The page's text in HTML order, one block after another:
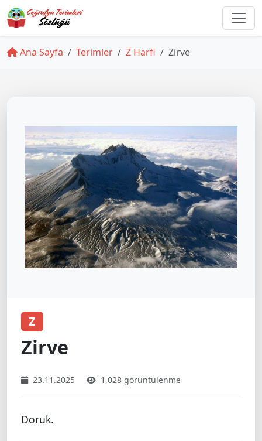
Ana Sayfa Terimler Z Harfi Zirve
Z
Zirve
23.11.2025 1,028 görüntülenme
Doruk.